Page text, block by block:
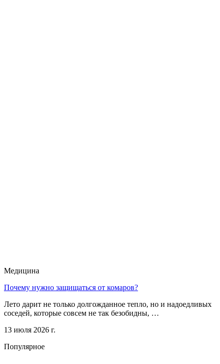
Медицина
Почему нужно защищаться от комаров?
Лето дарит не только долгожданное тепло, но и надоедливых
соседей, которые совсем не так безобидны, …
13 июля 2026 г.
Популярное